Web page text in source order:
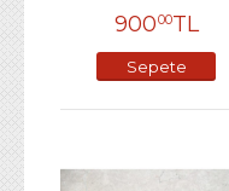
90000TL
Sepete